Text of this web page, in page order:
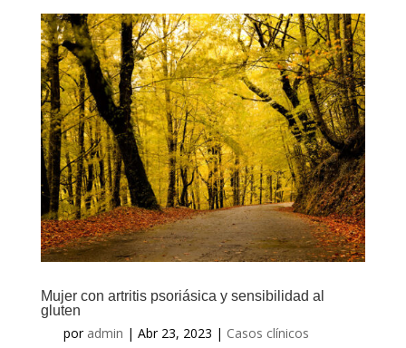
Mujer con artritis psoriásica y sensibilidad al
gluten
por admin | Abr 23, 2023 | Casos clínicos